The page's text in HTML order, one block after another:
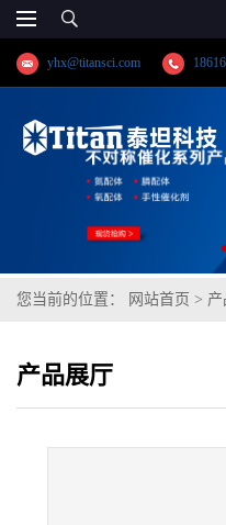
yhx@titansci.com
您当前的位置： 网站首页 > 产
产品展厅